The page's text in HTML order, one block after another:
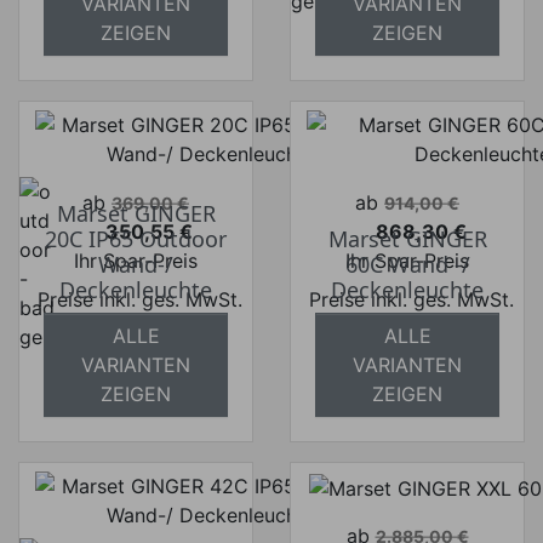
ZEIGEN
versandkostenfrei
ZEIGEN
Verkaufspreis
ab 369,00 €
Preis
350,55 €
Ihr Spar-Preis
Preise inkl. ges. MwSt.
absolut
versandkostenfrei
Marset GINGER
20C IP65 Outdoor
Wand-/
Deckenleuchte
ALLE
VARIANTEN
ZEIGEN
Verkaufspreis
ab 914,00 €
Preis
868,30 €
Ihr Spar-Preis
Preise inkl. ges. MwSt.
absolut
versandkostenfrei
Marset GINGER
60C Wand -/
Deckenleuchte
ALLE
VARIANTEN
ZEIGEN
Verkaufspreis
ab 2.885,00 €